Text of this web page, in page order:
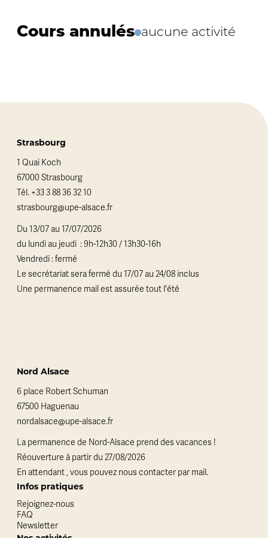
Cours annulés aucune activité
Strasbourg
1 Quai Koch
67000 Strasbourg
Tél. +33 3 88 36 32 10
strasbourg@upe-alsace.fr
Du 13/07 au 17/07/2026
du lundi au jeudi : 9h-12h30 / 13h30-16h
Vendredi : fermé
Le secrétariat sera fermé du 17/07 au 24/08 inclus
Une permanence mail est assurée tout l'été
Nord Alsace
6 place Robert Schuman
67500 Haguenau
nordalsace@upe-alsace.fr
La permanence de Nord-Alsace prend des vacances !
Réouverture à partir du 27/08/2026
En attendant , vous pouvez nous contacter par mail.
Infos pratiques
Rejoignez-nous
FAQ
Newsletter